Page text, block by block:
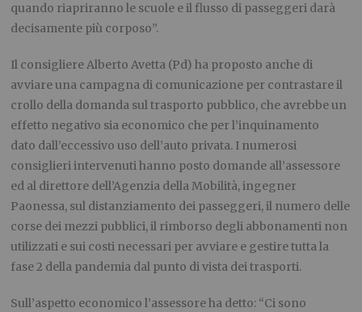
quando riapriranno le scuole e il flusso di passeggeri darà
decisamente più corposo”.
Il consigliere Alberto Avetta (Pd) ha proposto anche di
avviare una campagna di comunicazione per contrastare il
crollo della domanda sul trasporto pubblico, che avrebbe un
effetto negativo sia economico che per l’inquinamento
dato dall’eccessivo uso dell’auto privata. I numerosi
consiglieri intervenuti hanno posto domande all’assessore
ed al direttore dell’Agenzia della Mobilità, ingegner
Paonessa, sul distanziamento dei passeggeri, il numero delle
corse dei mezzi pubblici, il rimborso degli abbonamenti non
utilizzati e sui costi necessari per avviare e gestire tutta la
fase 2 della pandemia dal punto di vista dei trasporti.
Sull’aspetto economico l’assessore ha detto: “Ci sono